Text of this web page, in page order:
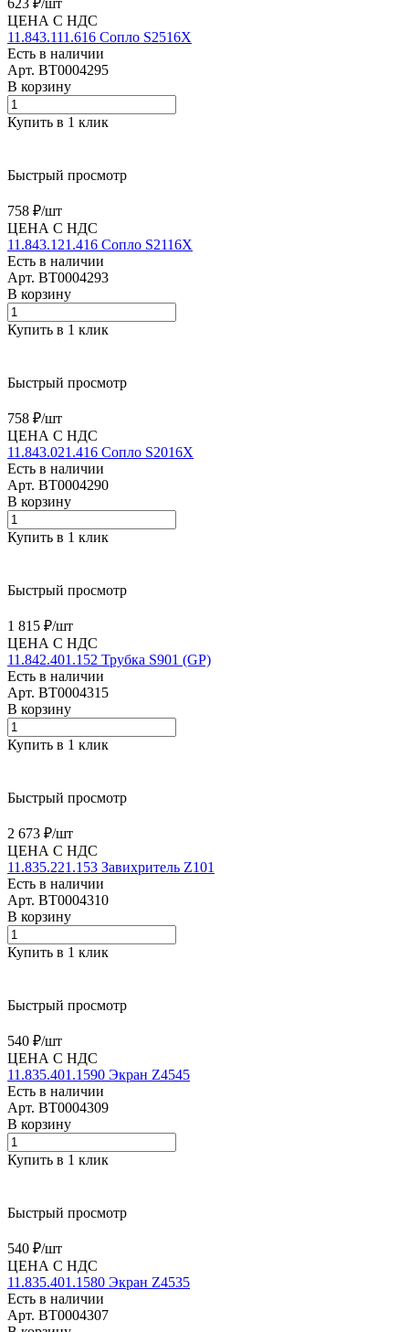
ЦЕНА С НДС
11.843.111.616 Сопло S2516X
Есть в наличии
Арт. BT0004295
В корзину
Купить в 1 клик
Быстрый просмотр
758 ₽/шт
ЦЕНА С НДС
11.843.121.416 Сопло S2116X
Есть в наличии
Арт. BT0004293
В корзину
Купить в 1 клик
Быстрый просмотр
758 ₽/шт
ЦЕНА С НДС
11.843.021.416 Сопло S2016X
Есть в наличии
Арт. BT0004290
В корзину
Купить в 1 клик
Быстрый просмотр
1 815 ₽/шт
ЦЕНА С НДС
11.842.401.152 Трубка S901 (GP)
Есть в наличии
Арт. BT0004315
В корзину
Купить в 1 клик
Быстрый просмотр
2 673 ₽/шт
ЦЕНА С НДС
11.835.221.153 Завихритель Z101
Есть в наличии
Арт. BT0004310
В корзину
Купить в 1 клик
Быстрый просмотр
540 ₽/шт
ЦЕНА С НДС
11.835.401.1590 Экран Z4545
Есть в наличии
Арт. BT0004309
В корзину
Купить в 1 клик
Быстрый просмотр
540 ₽/шт
ЦЕНА С НДС
11.835.401.1580 Экран Z4535
Есть в наличии
Арт. BT0004307